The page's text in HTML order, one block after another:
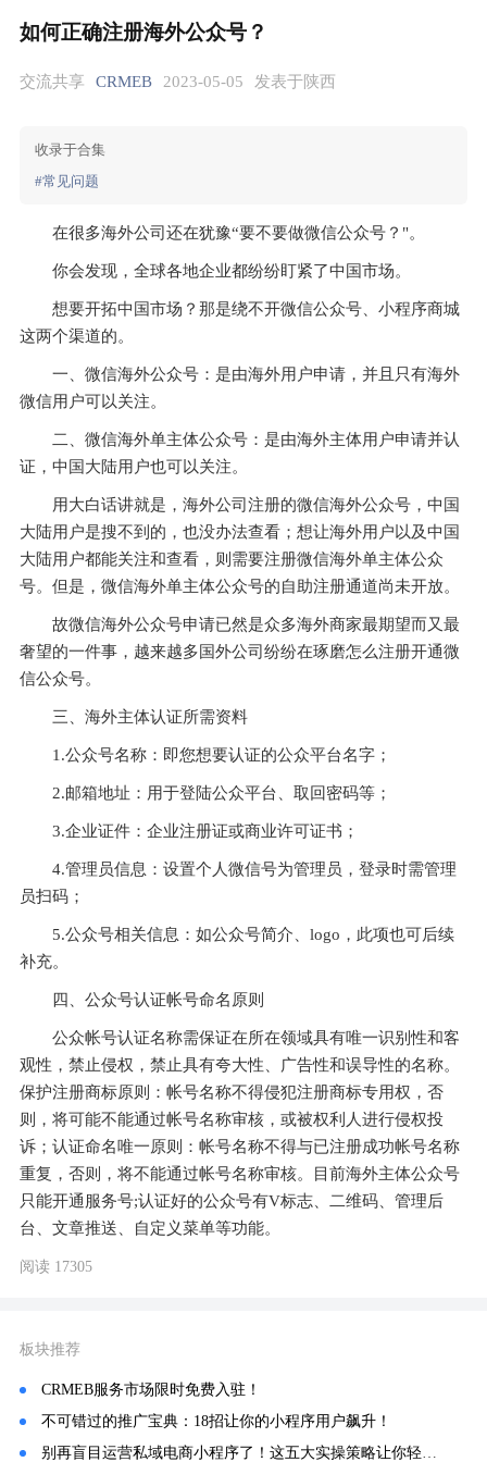
如何正确注册海外公众号？
交流共享 CRMEB 2023-05-05 发表于陕西
收录于合集
#常见问题
在很多海外公司还在犹豫“要不要做微信公众号？"。
你会发现，全球各地企业都纷纷盯紧了中国市场。
想要开拓中国市场？那是绕不开微信公众号、小程序商城
这两个渠道的。
一、微信海外公众号：是由海外用户申请，并且只有海外
微信用户可以关注。
二、微信海外单主体公众号：是由海外主体用户申请并认
证，中国大陆用户也可以关注。
用大白话讲就是，海外公司注册的微信海外公众号，中国
大陆用户是搜不到的，也没办法查看；想让海外用户以及中国
大陆用户都能关注和查看，则需要注册微信海外单主体公众
号。但是，微信海外单主体公众号的自助注册通道尚未开放。
故微信海外公众号申请已然是众多海外商家最期望而又最
奢望的一件事，越来越多国外公司纷纷在琢磨怎么注册开通微
信公众号。
三、海外主体认证所需资料
1.公众号名称：即您想要认证的公众平台名字；
2.邮箱地址：用于登陆公众平台、取回密码等；
3.企业证件：企业注册证或商业许可证书；
4.管理员信息：设置个人微信号为管理员，登录时需管理
员扫码；
5.公众号相关信息：如公众号简介、logo，此项也可后续
补充。
四、公众号认证帐号命名原则
公众帐号认证名称需保证在所在领域具有唯一识别性和客
观性，禁止侵权，禁止具有夸大性、广告性和误导性的名称。
保护注册商标原则：帐号名称不得侵犯注册商标专用权，否
则，将可能不能通过帐号名称审核，或被权利人进行侵权投
诉；认证命名唯一原则：帐号名称不得与已注册成功帐号名称
重复，否则，将不能通过帐号名称审核。目前海外主体公众号
只能开通服务号;认证好的公众号有V标志、二维码、管理后
台、文章推送、自定义菜单等功能。
阅读 17305
板块推荐
CRMEB服务市场限时免费入驻！
不可错过的推广宝典：18招让你的小程序用户飙升！
别再盲目运营私域电商小程序了！这五大实操策略让你轻松实现盈利！